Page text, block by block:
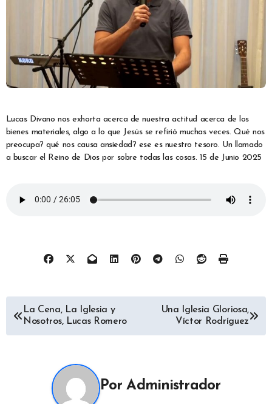
Lucas Divano nos exhorta acerca de nuestra actitud acerca de los
bienes materiales, algo a lo que Jesús se refirió muchas veces. Qué nos
preocupa? qué nos causa ansiedad? ese es nuestro tesoro. Un llamado
a buscar el Reino de Dios por sobre todas las cosas. 15 de Junio 2025
Navegación
de
entradas
La Cena, La Iglesia y
Nosotros, Lucas Romero
Una Iglesia Gloriosa,
Víctor Rodríguez
PorAdministrador